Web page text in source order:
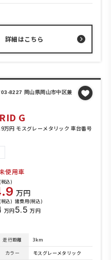
詳細はこちら
8227 岡山県岡山市中区兼
G
円 モスグレーメタリック 車台番号
使用車
込)
万円
込)
万円
諸費用(税込)
5.5 万円
走行距離
3km
カラー
モスグレーメタリック